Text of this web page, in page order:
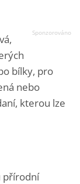
bílky, pro
nebo
kterou lze
přírodní